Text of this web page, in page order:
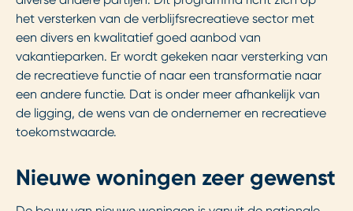
het versterken van de verblijfsrecreatieve sector met
een divers en kwalitatief goed aanbod van
vakantieparken. Er wordt gekeken naar versterking van
de recreatieve functie of naar een transformatie naar
een andere functie. Dat is onder meer afhankelijk van
de ligging, de wens van de ondernemer en recreatieve
toekomstwaarde.
Nieuwe woningen zeer gewenst